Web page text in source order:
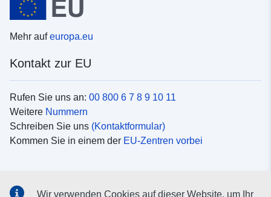
Mehr aufeuropa.eu
Kontakt zur EU
Rufen Sie uns an: 00 800 6 7 8 9 10 11
Weitere Nummern
Schreiben Sie uns (Kontaktformular)
Kommen Sie in einem der EU-Zentren vorbei
Wir verwenden Cookies auf dieser Website, um Ihr